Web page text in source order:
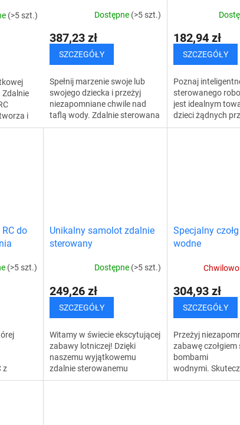
(>5 szt.)
Zdalnie
i
Dostępne (>5 szt.)
387,23 zł
SZCZEGÓŁY
Spełnij marzenie swoje lub
swojego dziecka i przeżyj
niezapomniane chwile nad
taflą wody. Zdalnie sterowana
motorówka RC dostarczy Ci
182,94 zł
SZCZEGÓŁY
Poznaj
sterowanego
jest idealnym
dzieci żądnych
Robot gwarantuje
do
(>5 szt.)
z
Unikalny samolot zdalnie
sterowany
Dostępne (>5 szt.)
249,26 zł
SZCZEGÓŁY
Witamy w świecie ekscytującej
zabawy lotniczej! Dzięki
naszemu wyjątkowemu
zdalnie sterowanemu
samolotowi możesz cieszyć
Specjalny
wodne
304,93 zł
SZCZEGÓŁY
Przeżyj
zabawę
bombami
wodnymi.
Cię od nudy i